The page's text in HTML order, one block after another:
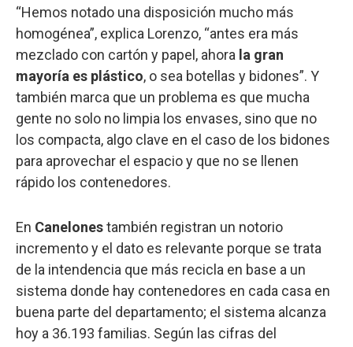
“Hemos notado una disposición mucho más
homogénea”, explica Lorenzo, “antes era más
mezclado con cartón y papel, ahora la gran
mayoría es plástico, o sea botellas y bidones”. Y
también marca que un problema es que mucha
gente no solo no limpia los envases, sino que no
los compacta, algo clave en el caso de los bidones
para aprovechar el espacio y que no se llenen
rápido los contenedores.
En Canelonestambién registran un notorio
incremento y el dato es relevante porque se trata
de la intendencia que más recicla en base a un
sistema donde hay contenedores en cada casa en
buena parte del departamento; el sistema alcanza
hoy a 36.193 familias. Según las cifras del